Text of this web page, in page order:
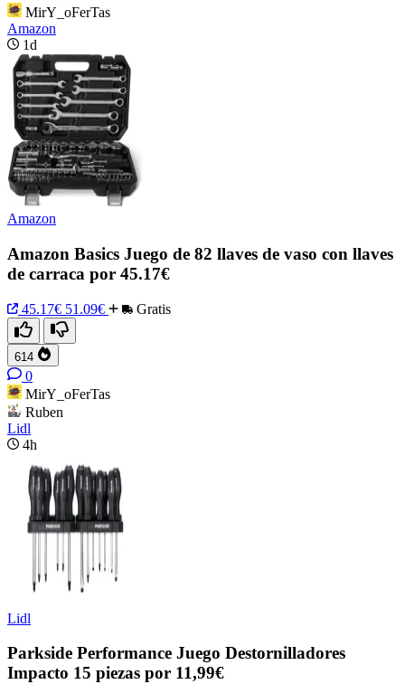
MirY_oFerTas
Amazon
1d
Amazon
Amazon Basics Juego de 82 llaves de vaso con llaves
de carraca por 45.17€
45.17€ 51.09€ Gratis
614
0
MirY_oFerTas
Ruben
Lidl
4h
Lidl
Parkside Performance Juego Destornilladores
Impacto 15 piezas por 11,99€